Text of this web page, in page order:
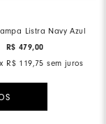
Listra Navy Azul
R$ 479,00
x R$ 119,75 sem juros